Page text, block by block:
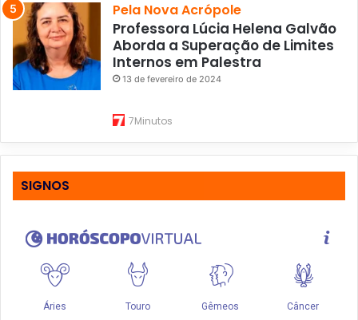
Pela Nova Acrópole
Professora Lúcia Helena Galvão
Aborda a Superação de Limites
Internos em Palestra
13 de fevereiro de 2024
7Minutos
SIGNOS